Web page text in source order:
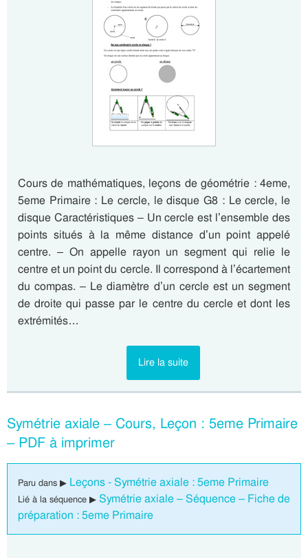
Cours de mathématiques, leçons de géométrie : 4eme,
5eme Primaire : Le cercle, le disque G8 : Le cercle, le
disque Caractéristiques – Un cercle est l’ensemble des
points situés à la même distance d’un point appelé
centre. – On appelle rayon un segment qui relie le
centre et un point du cercle. Il correspond à l’écartement
du compas. – Le diamètre d’un cercle est un segment
de droite qui passe par le centre du cercle et dont les
extrémités…
Lire la suite
Symétrie axiale – Cours, Leçon : 5eme Primaire
– PDF à imprimer
Paru dans ▶ Leçons - Symétrie axiale : 5eme Primaire
Lié à la séquence ▶ Symétrie axiale – Séquence – Fiche de
préparation : 5eme Primaire